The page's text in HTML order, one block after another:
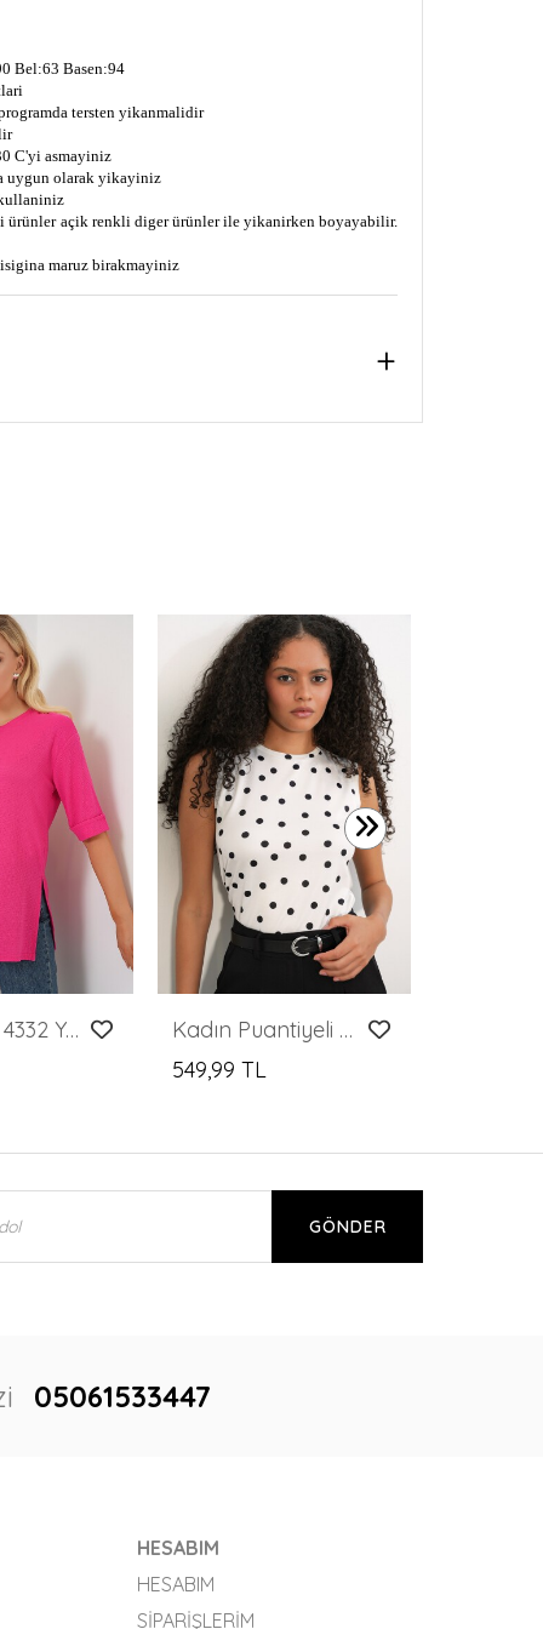
Bel:63 Basen:94
tersten yikanmalidir
C'yi asmayiniz
uygun olarak yikayiniz
ürünler açik renkli diger ürünler ile yikanirken boyayabilir.
maruz birakmayiniz
Merterium 4332 Yanı Yırtmaçlı Örme Tişört - Fuşya
Kadın Puantiyeli Kolsuz Body 4347 - B.Beyaz
549,99 TL
GÖNDER
05061533447
HESABIM
HESABIM
SIPARIŞLERIM